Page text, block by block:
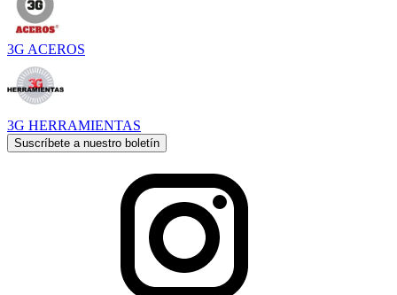
3G ACEROS
3G HERRAMIENTAS
Suscríbete a nuestro boletín